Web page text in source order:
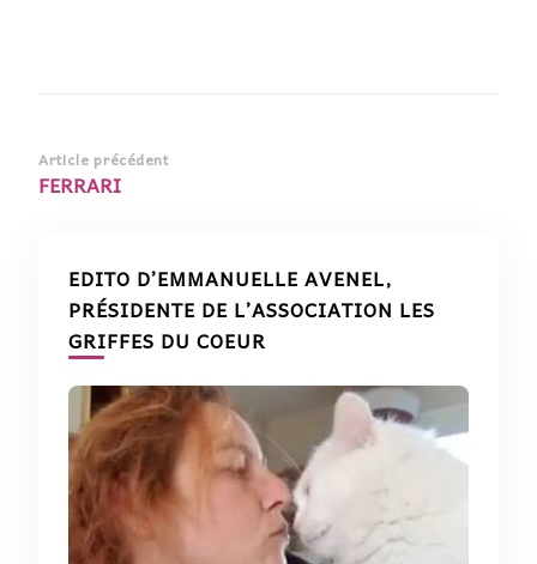
Navigation
d’article
Article précédent
FERRARI
EDITO D’EMMANUELLE AVENEL,
PRÉSIDENTE DE L’ASSOCIATION LES
GRIFFES DU COEUR